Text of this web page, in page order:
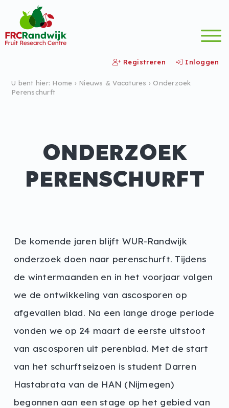
Registreren Inloggen
U bent hier: Home › Nieuws &Vacatures › Onderzoek
Perenschurft
ONDERZOEK
PERENSCHURFT
De komende jaren blijft WUR-Randwijk
onderzoek doen naar perenschurft. Tijdens
de wintermaanden en in het voorjaar volgen
we de ontwikkeling van ascosporen op
afgevallen blad. Na een lange droge periode
vonden we op 24 maart de eerste uitstoot
van ascosporen uit perenblad. Met de start
van het schurftseizoen is student Darren
Hastabrata van de HAN (Nijmegen)
begonnen aan een stage op het gebied van